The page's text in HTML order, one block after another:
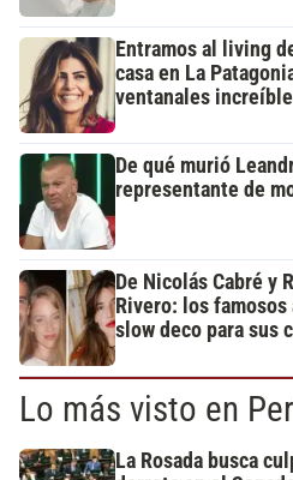
Entramos al living
casa en La
ventanales
De qué murió
representante de
De Nicolás Cabré y
Rivero: los
slow deco para sus
Lo más visto en
La Rosada busca